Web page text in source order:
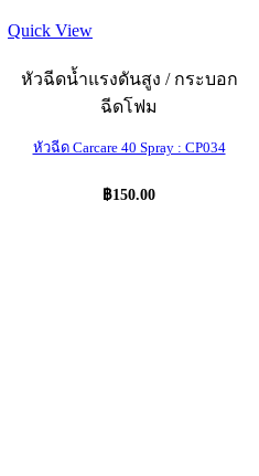
Quick View
หัวฉีดน้ำแรงดันสูง / กระบอก
ฉีดโฟม
หัวฉีด Carcare 40 Spray : CP034
฿150.00